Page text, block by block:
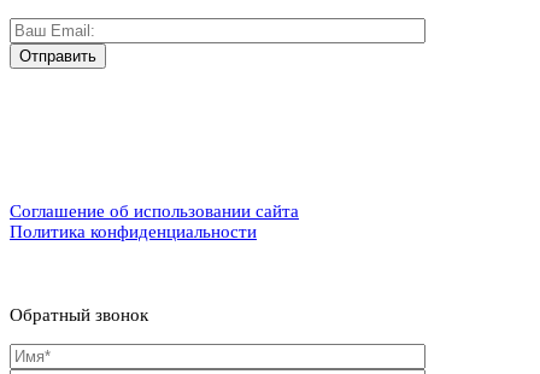
Соглашение об использовании сайта
Политика конфиденциальности
Обратный звонок